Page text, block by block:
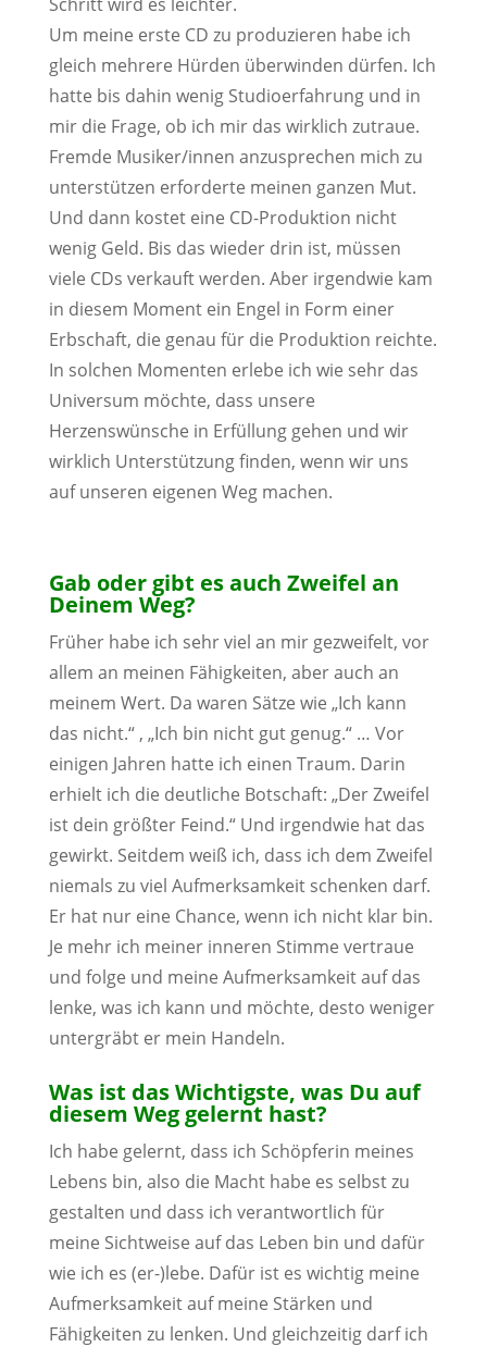
Um meine erste CD zu produzieren habe ich
gleich mehrere Hürden überwinden dürfen. Ich
hatte bis dahin wenig Studioerfahrung und in
mir die Frage, ob ich mir das wirklich zutraue.
Fremde Musiker/innen anzusprechen mich zu
unterstützen erforderte meinen ganzen Mut.
Und dann kostet eine CD-Produktion nicht
wenig Geld. Bis das wieder drin ist, müssen
viele CDs verkauft werden. Aber irgendwie kam
in diesem Moment ein Engel in Form einer
Erbschaft, die genau für die Produktion reichte.
In solchen Momenten erlebe ich wie sehr das
Universum möchte, dass unsere
Herzenswünsche in Erfüllung gehen und wir
wirklich Unterstützung finden, wenn wir uns
auf unseren eigenen Weg machen.
Gab oder gibt es auch Zweifel an
Deinem Weg?
Früher habe ich sehr viel an mir gezweifelt, vor
allem an meinen Fähigkeiten, aber auch an
meinem Wert. Da waren Sätze wie „Ich kann
das nicht.“ , „Ich bin nicht gut genug.“ … Vor
einigen Jahren hatte ich einen Traum. Darin
erhielt ich die deutliche Botschaft: „Der Zweifel
ist dein größter Feind.“ Und irgendwie hat das
gewirkt. Seitdem weiß ich, dass ich dem Zweifel
niemals zu viel Aufmerksamkeit schenken darf.
Er hat nur eine Chance, wenn ich nicht klar bin.
Je mehr ich meiner inneren Stimme vertraue
und folge und meine Aufmerksamkeit auf das
lenke, was ich kann und möchte, desto weniger
untergräbt er mein Handeln.
Was ist das Wichtigste, was Du auf
diesem Weg gelernt hast?
Ich habe gelernt, dass ich Schöpferin meines
Lebens bin, also die Macht habe es selbst zu
gestalten und dass ich verantwortlich für
meine Sichtweise auf das Leben bin und dafür
wie ich es (er-)lebe. Dafür ist es wichtig meine
Aufmerksamkeit auf meine Stärken und
Fähigkeiten zu lenken. Und gleichzeitig darf ich